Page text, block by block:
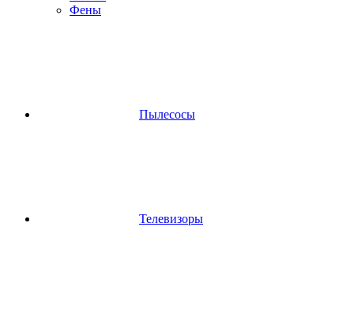
Фены
Пылесосы
Телевизоры